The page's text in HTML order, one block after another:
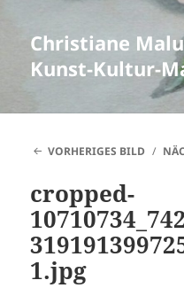
Christiane
Kunst-Kultur-
VORHERIGES BILD
cropped-
1.jpg